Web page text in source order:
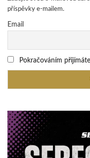
příspěvky e-mailem.
Email
Pokračováním